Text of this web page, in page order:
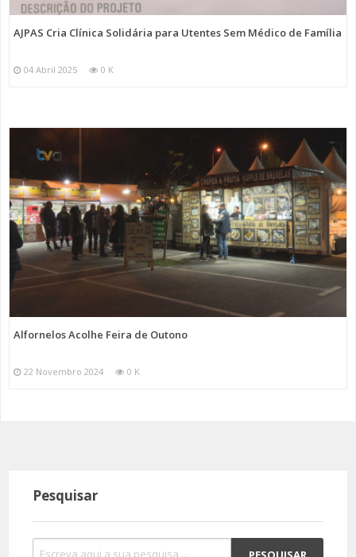
AJPAS Cria Clínica Solidária para Utentes Sem Médico de Família
04 Abril 2025 0 K
Alfornelos Acolhe Feira de Outono
22 Novembro 2024 0 K
Pesquisar